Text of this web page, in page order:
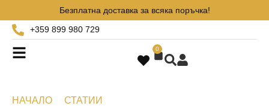
Безплатна доставка за всяка поръчка!
+359 899 980 729
0
НАЧАЛО СТАТИИ